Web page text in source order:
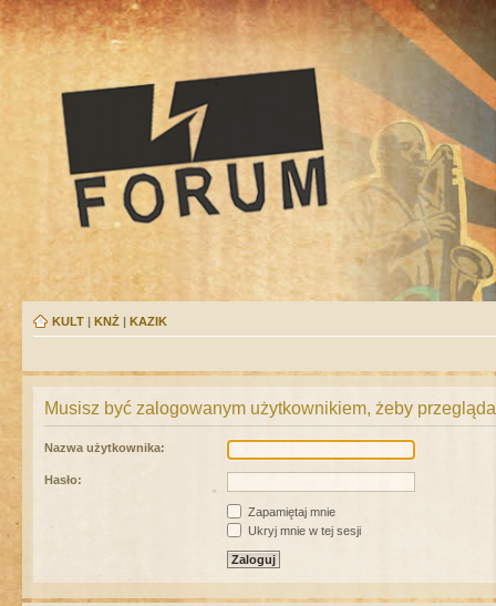
KULT | KNŻ | KAZIK
Musisz być zalogowanym użytkownikiem, żeby
Nazwa użytkownika:
Hasło:
Zapamiętaj mnie
Ukryj mnie w tej sesji